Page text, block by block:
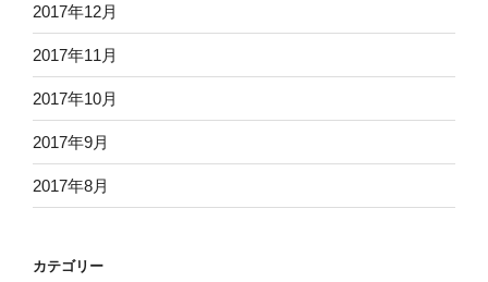
2017年12月
2017年11月
2017年10月
2017年9月
2017年8月
カテゴリー